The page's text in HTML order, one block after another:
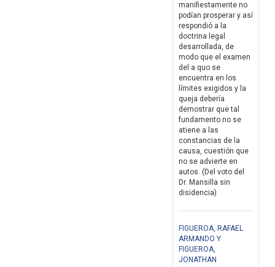
manifiestamente no
podían prosperar y así
respondió a la
doctrina legal
desarrollada, de
modo que el examen
del a quo se
encuentra en los
límites exigidos y la
queja debería
demostrar que tal
fundamento no se
atiene a las
constancias de la
causa, cuestión que
no se advierte en
autos. (Del voto del
Dr. Mansilla sin
disidencia)
FIGUEROA, RAFAEL
ARMANDO Y
FIGUEROA,
JONATHAN